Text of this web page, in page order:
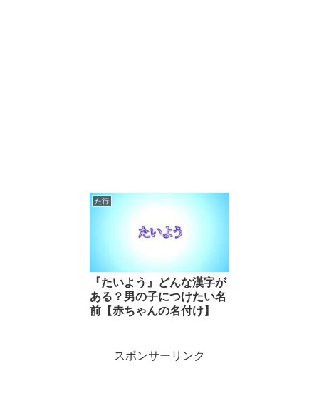
た行
『たいよう』どんな漢字が
ある？男の子につけたい名
前【赤ちゃんの名付け】
スポンサーリンク